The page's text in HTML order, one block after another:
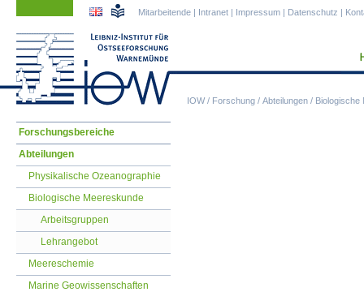
IOW/ Forschung / Abteilungen / Biologische
Mitarbeitende | Intranet | Impressum | Datenschutz |
Navigation
überspringen
Forschungsbereiche
Abteilungen
Physikalische Ozeanographie
Biologische Meereskunde
Arbeitsgruppen
Lehrangebot
Meereschemie
Marine Geowissenschaften